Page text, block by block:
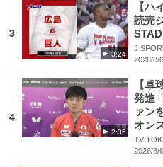
3
3:24
【ハ
読売
J
2026/8/
4
2:35
【卓
発進
ァン
オン
TV
2026/8/